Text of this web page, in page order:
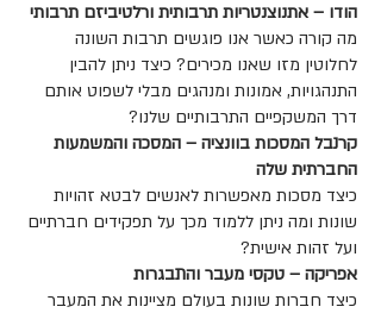
הודו – אתנוצנטריות תרבותית ורלטיביזם תרבותי
מה קורה כאשר אנו פוגשים תרבות השונה
לחלוטין מזו שאנו מכירים? כיצד ניתן להבין
התנהגויות, אמונות ומנהגים מבלי לשפוט אותם
דרך המשקפיים התרבותיים שלנו?
קרנבל המסכות בוונציה – המסכה והמשמעות
החברתית שלה
כיצד מסכות מאפשרות לאנשים לבטא זהויות
שונות ומה ניתן ללמוד מכך על תפקידים חברתיים
ועל זהות אישית?
אפריקה – טקסי מעבר והתבגרות
כיצד חברות שונות בעולם מציינות את המעבר